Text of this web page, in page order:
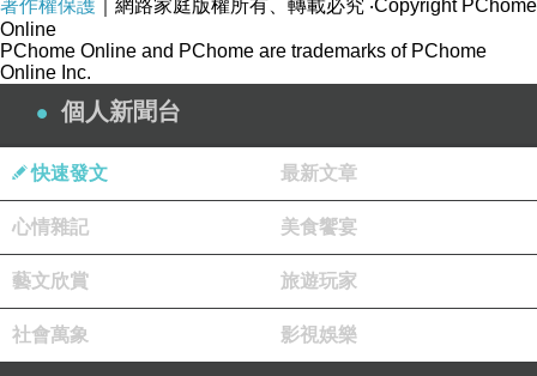
著作權保護 ｜網路家庭版權所有、轉載必究 ‧Copyright PChome
Online
PChome Online and PChome are trademarks of PChome
Online Inc.
個人新聞台
快速發文 最新文章
心情雜記 美食饗宴
藝文欣賞 旅遊玩家
社會萬象 影視娛樂